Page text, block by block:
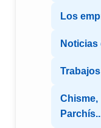
Los
Noticias